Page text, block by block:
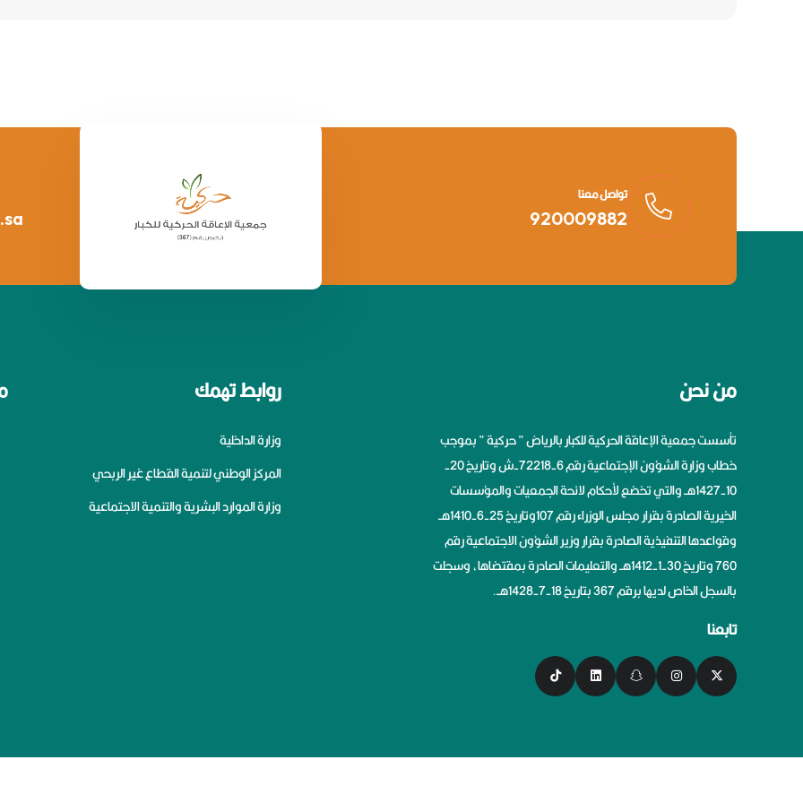
تواصل معنا
920009882
من نحن
تأسست جمعية الإعاقة الحركية للكبار بالرياض ” حركية ” بموجب
خطاب وزارة الشؤون الإجتماعية رقم 6-72218-ش وتاريخ 20-
10-1427هــ والتي تخضع لأحكام لائحة الجمعيات والمؤسسات
الخيرية الصادرة بقرار مجلس الوزراء رقم 107وتاريخ 25-6-1410هــ
وقواعدها التنفيذية الصادرة بقرار وزير الشؤون الاجتماعية رقم
760 وتاريخ 30-1-1412هــ والتعليمات الصادرة بمقتضاها، وسجلت
بالسجل الخاص لديها برقم 367 بتاريخ 18-7-1428هــ.
تابعنا
روابط تهمك
وزارة الداخلية
المركز الوطني لتنمية القطاع غير الربحي
وزارة الموارد البشرية والتنمية الاجتماعية